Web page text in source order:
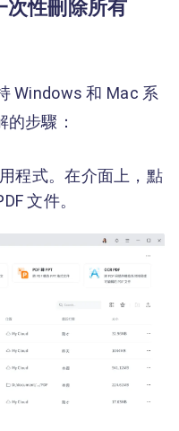
次性刪除所有
Windows 和 Mac 系
的步驟：
程式。在介面上，點
文件。